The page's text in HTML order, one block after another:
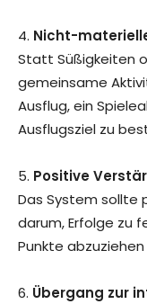
4. Nicht-
Statt Süßigkeiten
gemeinsame
Ausflug, ein
Ausflugsziel zu
5. Positive
Das System sollte
darum, Erfolge zu
Punkte
6. Übergang zur